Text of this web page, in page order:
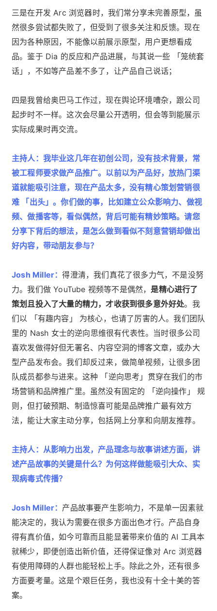
三是在开发 Arc 浏览器时，我们常分享未完善原型，虽
然很多尝试都失败了，但受到了很多关注和反馈。现在
因为各种原因，不能像以前展示原型，用户更想看成
品。鉴于 Dia 的反应和产品进展，与其说一些 「笼统套
话」，不如等产品差不多了，让产品自己说话；
四是我曾给奥巴马工作过，现在舆论环境嘈杂，跟公司
起步时不一样。这次会尽量公开透明，但会等到能展示
实际成果时再交流。
主持人：我毕业这几年在初创公司，没有技术背景，常
被工程师要求做产品推广。以前以为产品好，放热门渠
道就能吸引注意，现在产品太多，没有精心策划营销很
难 「出头」。你们做的事，比如建立公众影响力、做视
频、做播客等，看似偶然，背后可能有精妙策略。请您
分享下背后的想法，是怎么做到看似不刻意营销却做出
好内容，带动朋友参与？
Josh Miller：得澄清，我们真花了很多力气，不是没努
力。我们做 YouTube 视频等不是偶然， 是精心进行了
策划且投入了大量的精力，才收获到很多意外好处。我
们以 「有趣内容」 为核心，也请了厉害的人。我们团队
里的 Nash 女士的逆向思维很有代表性。当时很多公司
喜欢发做得好但无署名、内容空洞的博客文章，或办大
型产品发布会。我们却反过来，做简单视频，让很多团
队成员都参与进来。这种 「逆向思考」贯穿在我们的市
场营销和品牌推广里。虽然没有固定的 「逆向操作」 规
则，但打破预期、制造惊喜可能是品牌推广最有效方
法，能让大家主动分享，包括网上分享和向朋友推荐。
主持人：从影响力出发，产品理念与故事讲述方面，讲
述产品故事的关键是什么？为何这样做能吸引大众、实
现病毒式传播？
Josh Miller： 产品故事要产生影响力，不是单一因素就
能决定的，我认为需要在很多方面出色才行。产品自身
得有真价值，如今可靠而且能显著带来价值的 AI 工具本
就稀少，即便创造出新价值，还得保证像对 Arc 浏览器
有使用障碍的人群也能轻松上手。除此之外，还有很多
方面要考量。这是个艰巨任务，我也没有十全十美的答
案。